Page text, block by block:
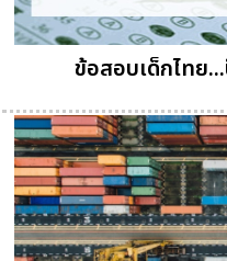
ข้อสอบเด็กไทย